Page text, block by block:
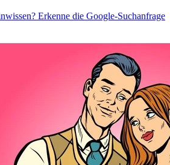
Erkenne die Google-Suchanfrage